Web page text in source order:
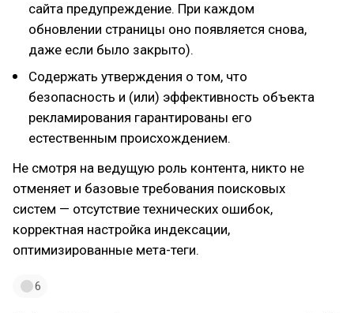
сайта предупреждение. При каждом
обновлении страницы оно появляется снова,
даже если было закрыто).
Содержать утверждения о том, что
безопасность и (или) эффективность объекта
рекламирования гарантированы его
естественным происхождением.
Не смотря на ведущую роль контента, никто не
отменяет и базовые требования поисковых
систем — отсутствие технических ошибок,
корректная настройка индексации,
оптимизированные мета-теги.
6